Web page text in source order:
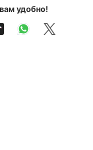
удобно!